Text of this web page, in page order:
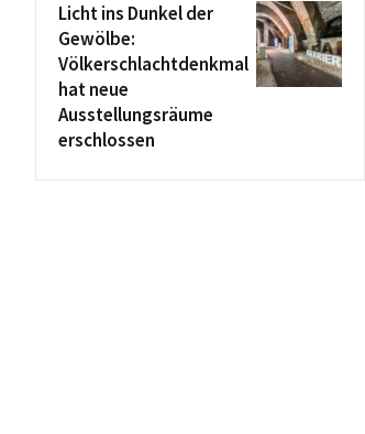
Licht ins Dunkel der
Gewölbe:
Völkerschlachtdenkmal
hat neue
Ausstellungsräume
erschlossen